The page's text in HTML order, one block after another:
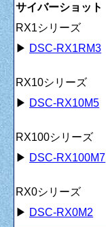
サイバーショット
RX1シリーズ
▶ DSC-RX1RM3
RX10シリーズ
▶ DSC-RX10M5
RX100シリーズ
▶ DSC-RX100M7
RX0シリーズ
▶ DSC-RX0M2